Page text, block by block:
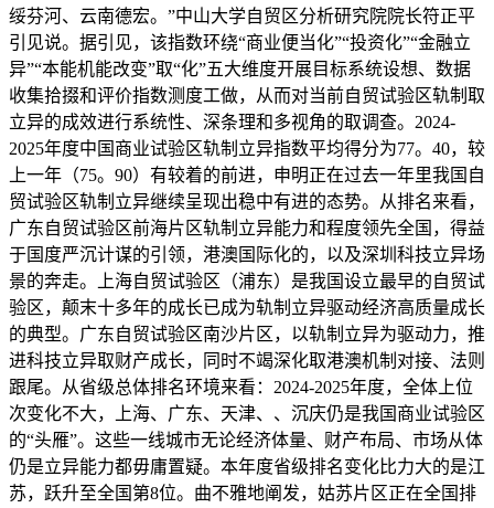
绥芬河、云南德宏。”中山大学自贸区分析研究院院长符正平
引见说。据引见，该指数环绕“商业便当化”“投资化”“金融立
异”“本能机能改变”取“化”五大维度开展目标系统设想、数据
收集拾掇和评价指数测度工做，从而对当前自贸试验区轨制取
立异的成效进行系统性、深条理和多视角的取调查。2024-
2025年度中国商业试验区轨制立异指数平均得分为77。40，较
上一年（75。90）有较着的前进，申明正在过去一年里我国自
贸试验区轨制立异继续呈现出稳中有进的态势。从排名来看，
广东自贸试验区前海片区轨制立异能力和程度领先全国，得益
于国度严沉计谋的引领，港澳国际化的，以及深圳科技立异场
景的奔走。上海自贸试验区（浦东）是我国设立最早的自贸试
验区，颠末十多年的成长已成为轨制立异驱动经济高质量成长
的典型。广东自贸试验区南沙片区，以轨制立异为驱动力，推
进科技立异取财产成长，同时不竭深化取港澳机制对接、法则
跟尾。从省级总体排名环境来看：2024-2025年度，全体上位
次变化不大，上海、广东、天津、、沉庆仍是我国商业试验区
的“头雁”。这些一线城市无论经济体量、财产布局、市场从体
仍是立异能力都毋庸置疑。本年度省级排名变化比力大的是江
苏，跃升至全国第8位。曲不雅地阐发，姑苏片区正在全国排